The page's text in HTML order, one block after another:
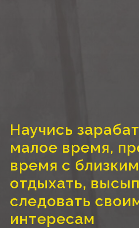
Научись
малое время,
время с
отдыхать,
следовать
интересам